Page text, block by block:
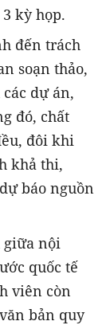
kỳ họp.
đến trách
soạn thảo,
dự án,
đó, chất
đôi khi
khả thi,
báo nguồn
nội
quốc tế
viên còn
bản quy